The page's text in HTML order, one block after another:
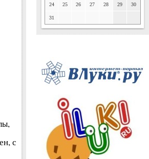
с
24 25 26 27 28 29 30
31